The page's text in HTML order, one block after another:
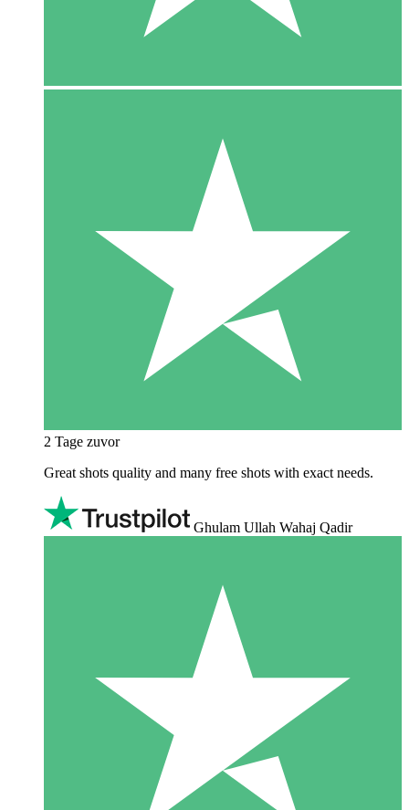
2 Tage zuvor
Great shots quality and many free shots with exact needs.
Ghulam Ullah Wahaj Qadir